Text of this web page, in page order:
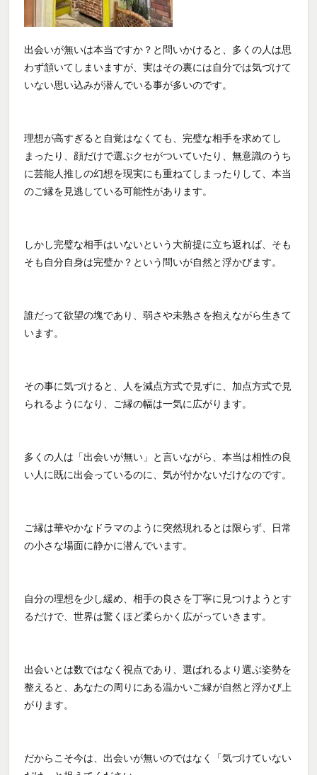
出会いが無いは本当ですか？と問いかけると、多くの人は思
わず頷いてしまいますが、実はその裏には自分では気づけて
いない思い込みが潜んでいる事が多いのです。
理想が高すぎると自覚はなくても、完璧な相手を求めてし
まったり、顔だけで選ぶクセがついていたり、無意識のうち
に芸能人推しの幻想を現実にも重ねてしまったりして、本当
のご縁を見逃している可能性があります。
しかし完璧な相手はいないという大前提に立ち返れば、そも
そも自分自身は完璧か？という問いが自然と浮かびます。
誰だって欲望の塊であり、弱さや未熟さを抱えながら生きて
います。
その事に気づけると、人を減点方式で見ずに、加点方式で見
られるようになり、ご縁の幅は一気に広がります。
多くの人は「出会いが無い」と言いながら、本当は相性の良
い人に既に出会っているのに、気が付かないだけなのです。
ご縁は華やかなドラマのように突然現れるとは限らず、日常
の小さな場面に静かに潜んでいます。
自分の理想を少し緩め、相手の良さを丁寧に見つけようとす
るだけで、世界は驚くほど柔らかく広がっていきます。
出会いとは数ではなく視点であり、選ばれるより選ぶ姿勢を
整えると、あなたの周りにある温かいご縁が自然と浮かび上
がります。
だからこそ今は、出会いが無いのではなく「気づけていない